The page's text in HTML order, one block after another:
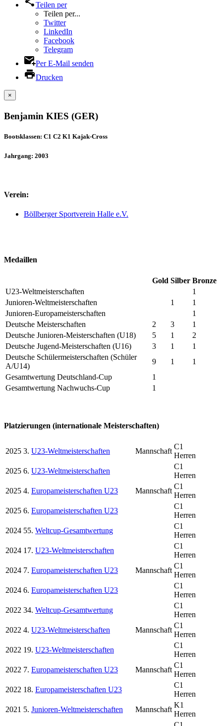
Teilen per
Teilen per...
Twitter
LinkedIn
Facebook
Telegram
Per E-Mail senden
Drucken
×
Benjamin KIES (GER)
Bootsklassen: C1 C2 K1 Kajak-Cross
Jahrgang: 2003
Verein:
Böllberger Sportverein Halle e.V.
Medaillen
Gold Silber Bronze
U23-Weltmeisterschaften
1
Junioren-Weltmeisterschaften
1
1
Junioren-Europameisterschaften
1
Deutsche Meisterschaften
2 3
1
Deutsche Junioren-Meisterschaften (U18)
5 1
2
Deutsche Jugend-Meisterschaften (U16)
3 1
1
Deutsche Schülermeisterschaften (Schüler
A/U14)
9 1
1
Gesamtwertung Deutschland-Cup
1
Gesamtwertung Nachwuchs-Cup
1
Platzierungen (internationale Meisterschaften)
2025 3. U23-Weltmeisterschaften Mannschaft
C1
Herren
2025 6. U23-Weltmeisterschaften
C1
Herren
2025 4. Europameisterschaften U23 Mannschaft
C1
Herren
2025 6. Europameisterschaften U23
C1
Herren
2024 55. Weltcup-Gesamtwertung
C1
Herren
2024 17. U23-Weltmeisterschaften
C1
Herren
2024 7. Europameisterschaften U23 Mannschaft
C1
Herren
2024 6. Europameisterschaften U23
C1
Herren
2022 34. Weltcup-Gesamtwertung
C1
Herren
2022 4. U23-Weltmeisterschaften Mannschaft
C1
Herren
2022 19. U23-Weltmeisterschaften
C1
Herren
2022 7. Europameisterschaften U23 Mannschaft
C1
Herren
2022 18. Europameisterschaften U23
C1
Herren
2021 5. Junioren-Weltmeisterschaften Mannschaft
K1
Herren